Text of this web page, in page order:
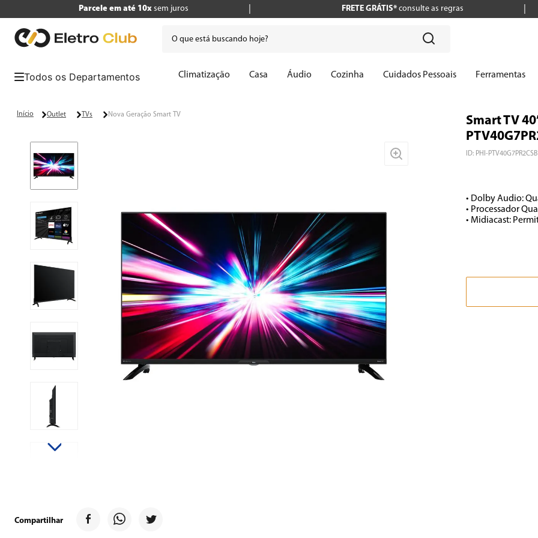
Parcele em até 10xsem juros FRETE GRÁTIS*consulte as regras
Climatização Casa Áudio Cozinha Cuidados Pessoais Ferramentas
Outlet TVs Nova Geração Smart TV
Compartilhar
Smart TV
ID: PHI-
• Dolby Audio:
• Processador
• Midiacast:
caixa som
8º liquidificador
9º forno
10º ventilador